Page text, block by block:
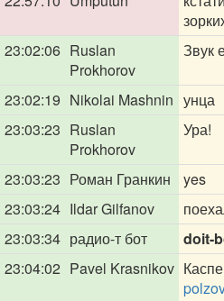
23:02:06 Ruslan
Prokhorov
Звук
23:02:19 Nikolai Mashnin унца
23:03:23 Ruslan
Prokhorov
Ура!
23:03:23 Роман Гранкин
yes
23:03:24 Ildar Gilfanov
23:03:34 радио-т бот doit-
23:04:02 Pavel Krasnikov